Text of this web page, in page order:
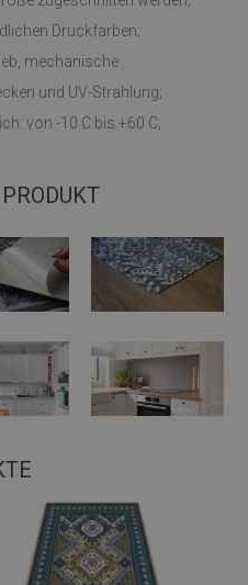
Druckfarben;
mechanische
und UV-Strahlung;
von -10 C bis +60 C;